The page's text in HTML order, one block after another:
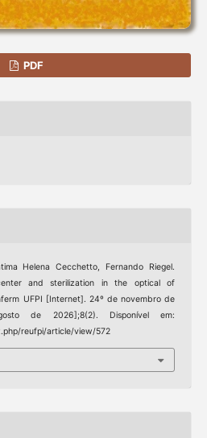
PDF
Helena Cecchetto, Fernando Riegel.
and sterilization in the optical of
UFPI [Internet]. 24º de novembro de
de 2026];8(2). Disponível em:
reufpi/article/view/572